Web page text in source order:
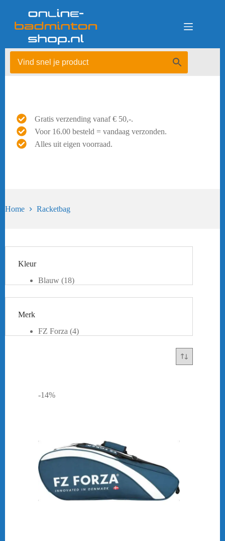
Gratis verzending vanaf € 50,-.
Voor 16.00 besteld = vandaag verzonden.
Alles uit eigen voorraad.
Home Racketbag
-14%
Kleur
Blauw (18)
Grijs (2)
Rood (3)
Merk
FZ Forza (4)